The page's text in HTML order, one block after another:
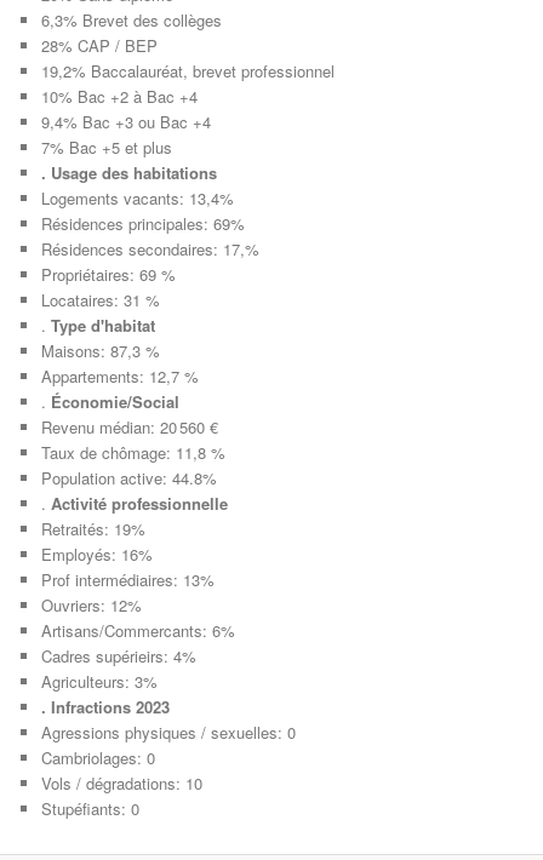
6,3% Brevet des collèges
28% CAP / BEP
19,2% Baccalauréat, brevet professionnel
10% Bac +2 à Bac +4
9,4% Bac +3 ou Bac +4
7% Bac +5 et plus
. Usage des habitations
Logements vacants: 13,4%
Résidences principales: 69%
Résidences secondaires: 17,%
Propriétaires: 69 %
Locataires: 31 %
.Type d'habitat
Maisons: 87,3 %
Appartements: 12,7 %
. Économie/Social
Revenu médian: 20 560 €
Taux de chômage: 11,8 %
Population active: 44.8%
.Activité professionnelle
Retraités: 19%
Employés: 16%
Prof intermédiaires: 13%
Ouvriers: 12%
Artisans/Commercants: 6%
Cadres supérieirs: 4%
Agriculteurs: 3%
. Infractions 2023
Agressions physiques / sexuelles: 0
Cambriolages: 0
Vols / dégradations: 10
Stupéfiants: 0